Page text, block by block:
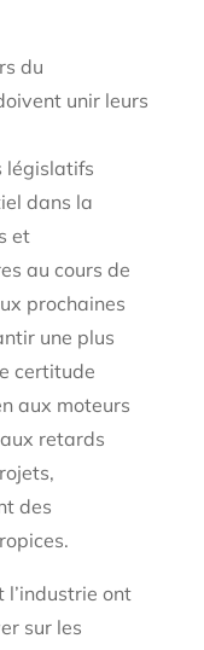
du
unir leurs
législatifs
dans la
et
au cours de
prochaines
une plus
certitude
aux moteurs
retards
des
l’industrie ont
sur les